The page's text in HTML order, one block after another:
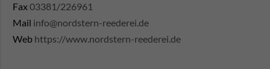
Fax03381/226961
Mail info@nordstern-reederei.de
Web https://www.nordstern-reederei.de